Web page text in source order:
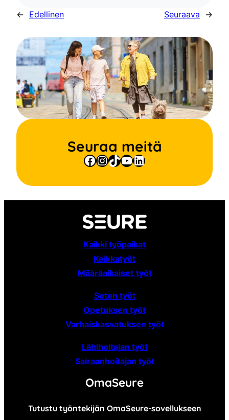
← Edellinen Seuraava →
Seuraa meitä
Facebook
Instagram
TikTok
YouTube
LinkedIn
Kaikki työpaikat
Keikkatyöt
Määräaikaiset työt
Soten työt
Opetuksen työt
Varhaiskasvatuksen työt
Lähihoitajan työt
Sairaanhoitajan työt
OmaSeure
Tutustu työntekijän OmaSeure-sovellukseen